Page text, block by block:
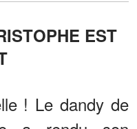
! Le dandy de